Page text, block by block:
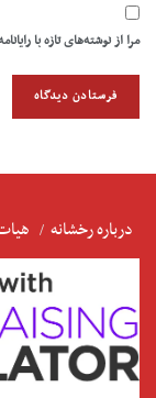
مرا از نوشته‌های تازه با
درباره رخشانه